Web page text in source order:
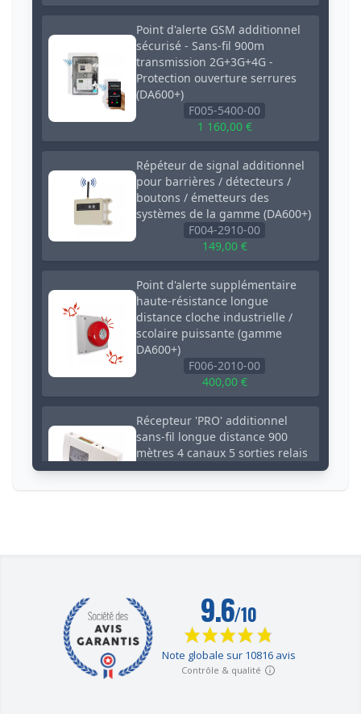
Point d'alerte GSM additionnel
sécurisé - Sans-fil 900m
transmission 2G+3G+4G -
Protection ouverture serrures
(DA600+)
F005-5400-00
1 160,00 €
Répéteur de signal additionnel
pour barrières / détecteurs /
boutons / émetteurs des
systèmes de la gamme (DA600+)
F004-2910-00
149,00 €
Point d'alerte supplémentaire
haute-résistance longue
distance cloche industrielle /
scolaire puissante (gamme
DA600+)
F006-2010-00
400,00 €
Récepteur 'PRO' additionnel
sans-fil longue distance 900
mètres 4 canaux 5 sorties relais
temporisées (gamme DA600+)
DA600+)
F004-2811-00
299,00 €
Récepteur carillon hibou noir